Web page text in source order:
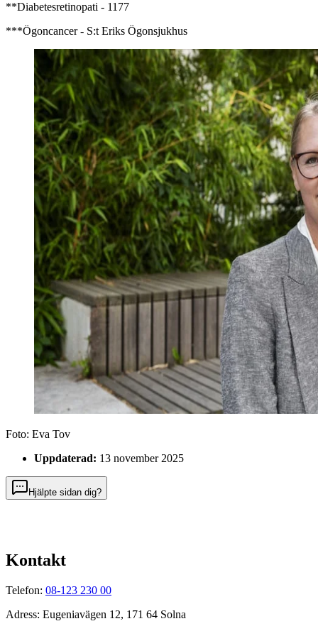
**Diabetesretinopati - 1177
***Ögoncancer - S:t Eriks Ögonsjukhus
Foto: Eva Tov
Uppdaterad: 13 november 2025
Hjälpte sidan dig?
Kontakt
Telefon: 08-123 230 00
Adress: Eugeniavägen 12, 171 64 Solna